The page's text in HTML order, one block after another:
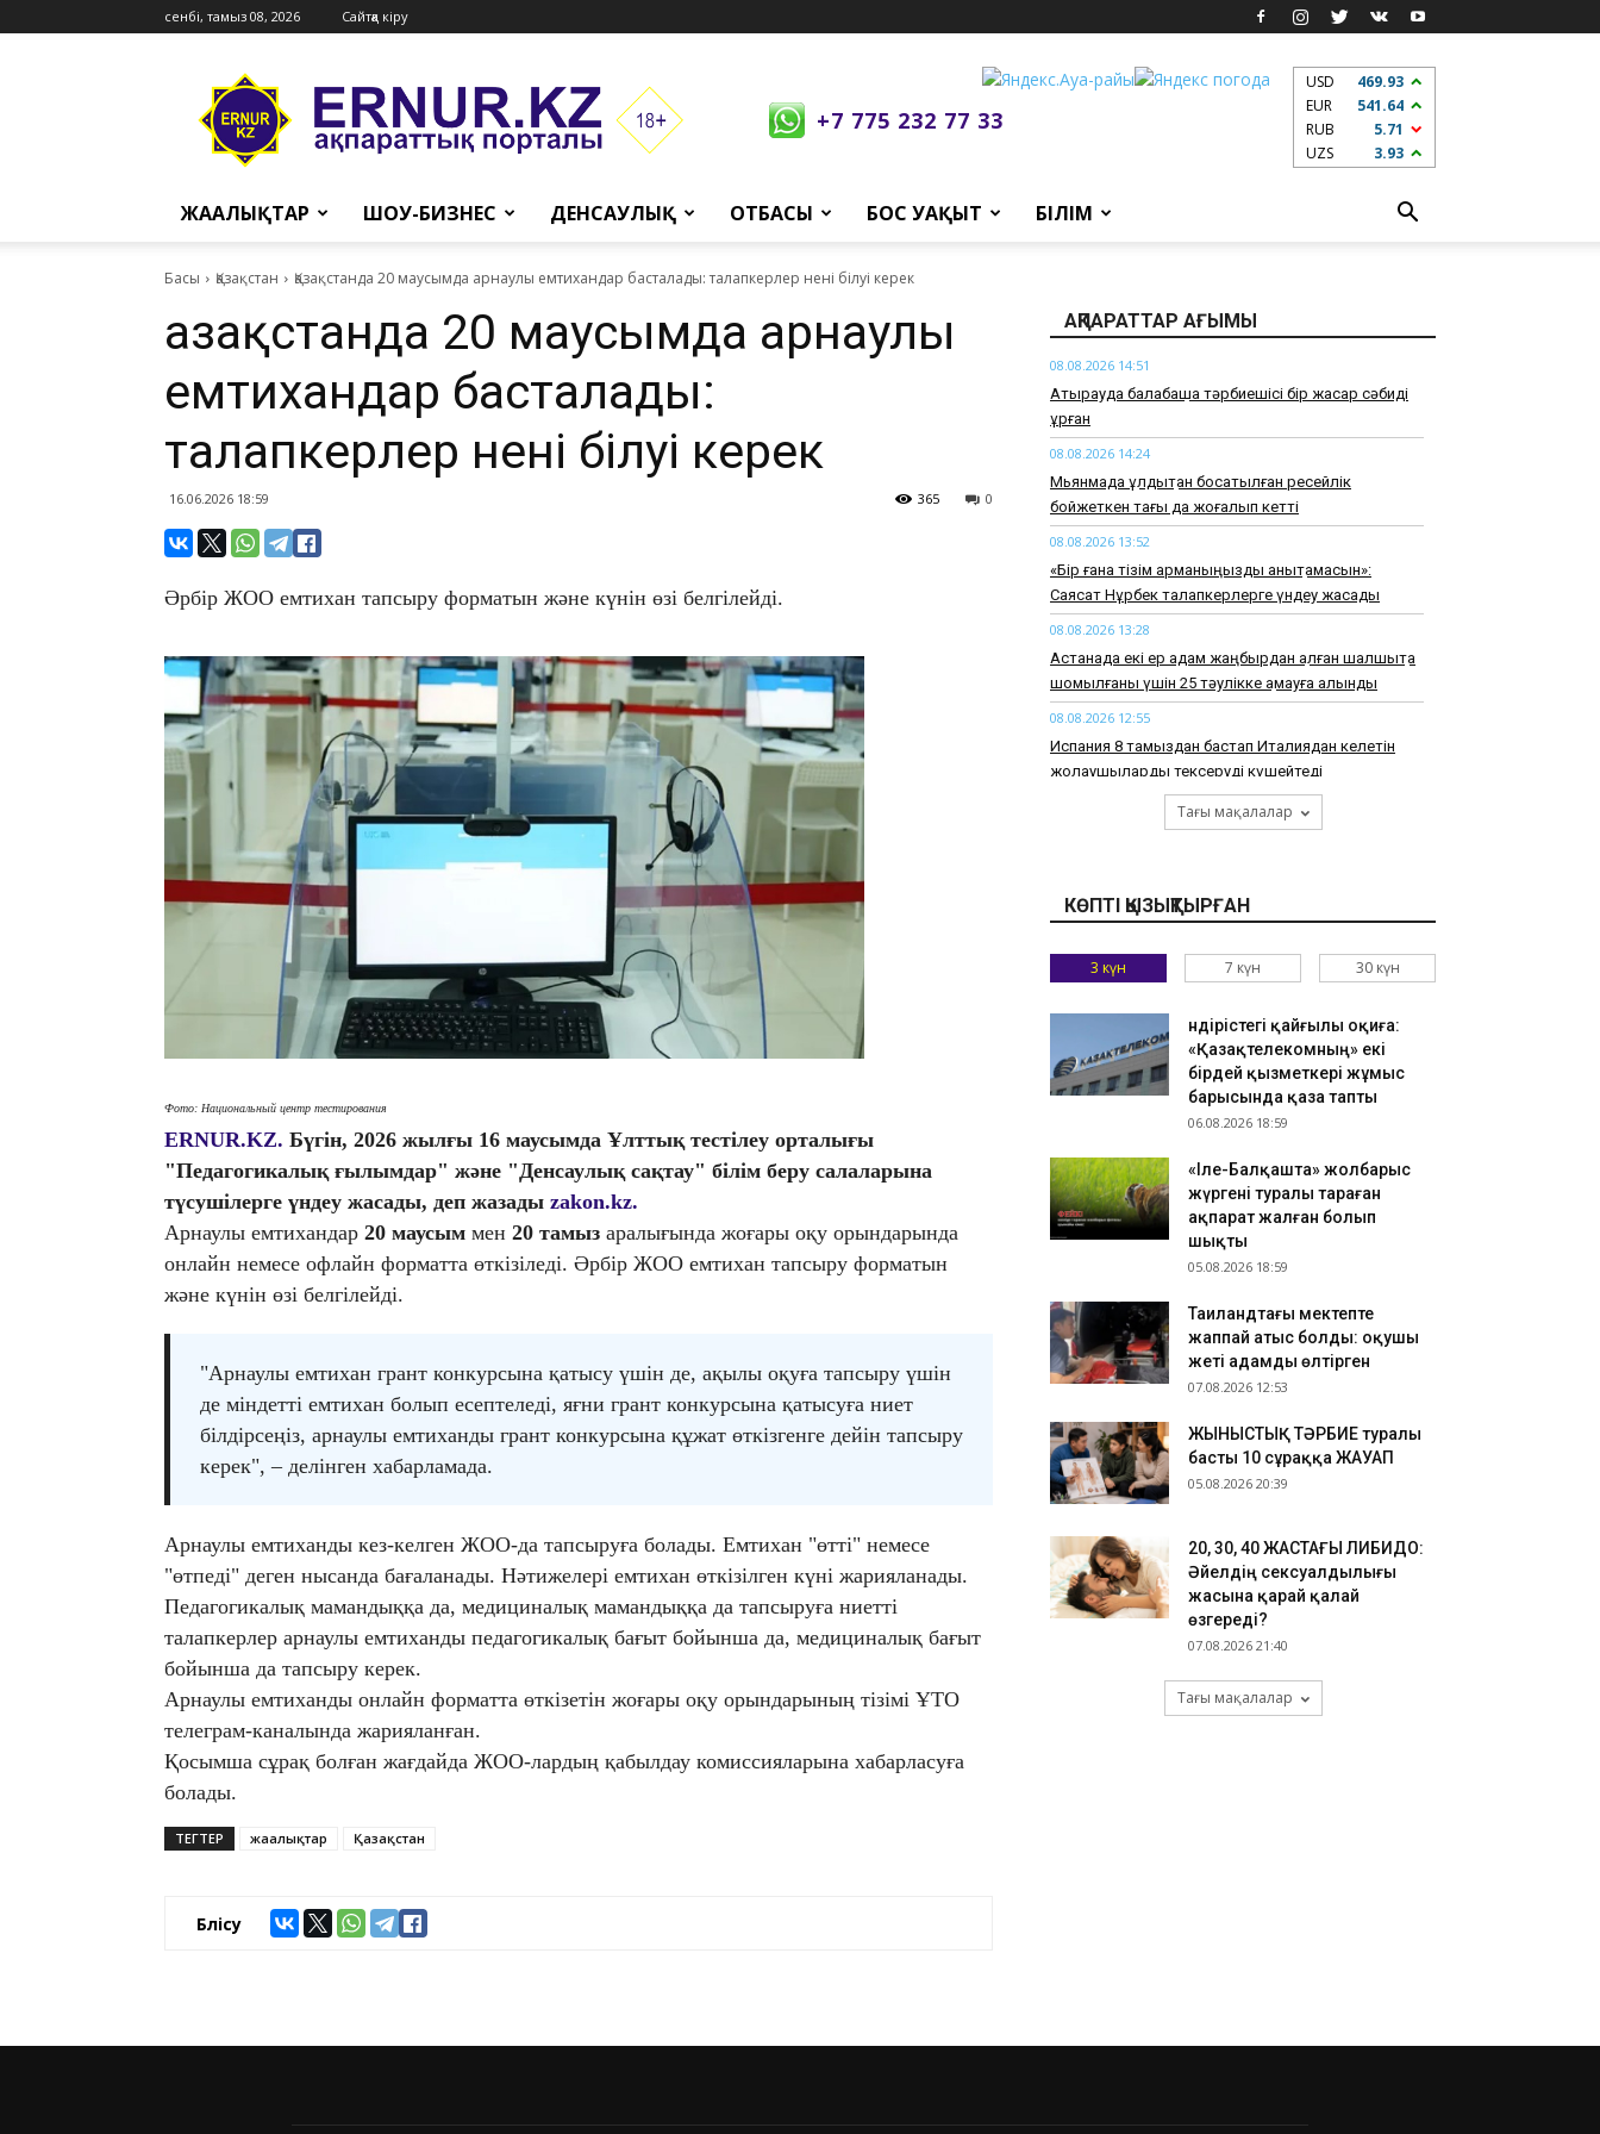
сенбі, тамыз 08, 2026 Сайтқа кіру
Ernur
Press
+7 775 232 77 33
USD
469.93
EUR
541.64
RUB
5.71
UZS
3.93
ЖАҢАЛЫҚТАР ШОУ-БИЗНЕС ДЕНСАУЛЫҚ ОТБАСЫ БОС УАҚЫТ БІЛІМ
Басы Қазақстан Қазақстанда 20 маусымда арнаулы емтихандар басталады: талапкерлер нені білуі керек
Қазақстанда 20 маусымда арнаулы
емтихандар басталады:
талапкерлер нені білуі керек
16.06.2026 18:59 0
365
Әрбір ЖОО емтихан тапсыру форматын және күнін өзі белгілейді.
Фото: Национальный центр тестирования
ERNUR.KZ. Бүгін, 2026 жылғы 16 маусымда Ұлттық тестілеу орталығы
"Педагогикалық ғылымдар" және "Денсаулық сақтау" білім беру салаларына
түсушілерге үндеу жасады, деп жазады zakon.kz.
Арнаулы емтихандар 20 маусым мен 20 тамыз аралығында жоғары оқу орындарында
онлайн немесе офлайн форматта өткізіледі. Әрбір ЖОО емтихан тапсыру форматын
және күнін өзі белгілейді.
"Арнаулы емтихан грант конкурсына қатысу үшін де, ақылы оқуға тапсыру үшін
де міндетті емтихан болып есептеледі, яғни грант конкурсына қатысуға ниет
білдірсеңіз, арнаулы емтиханды грант конкурсына құжат өткізгенге дейін тапсыру
керек", – делінген хабарламада.
Арнаулы емтиханды кез-келген ЖОО-да тапсыруға болады. Емтихан "өтті" немесе
"өтпеді" деген нысанда бағаланады. Нәтижелері емтихан өткізілген күні жарияланады.
Педагогикалық мамандыққа да, медициналық мамандыққа да тапсыруға ниетті
талапкерлер арнаулы емтиханды педагогикалық бағыт бойынша да, медициналық бағыт
бойынша да тапсыру керек.
Арнаулы емтиханды онлайн форматта өткізетін жоғары оқу орындарының тізімі ҰТО
телеграм-каналында жарияланған.
Қосымша сұрақ болған жағдайда ЖОО-лардың қабылдау комиссияларына хабарласуға
болады.
ТЕГТЕР жаңалықтар Қазақстан
Бөлісу
АҚПАРАТТАР АҒЫМЫ
08.08.2026 14:51
Атырауда балабақша тәрбиешісі бір жасар сәбиді
ұрған
08.08.2026 14:24
Мьянмада құлдықтан босатылған ресейлік
бойжеткен тағы да жоғалып кетті
08.08.2026 13:52
«Бір ғана тізім арманыңызды анықтамасын»:
Саясат Нұрбек талапкерлерге үндеу жасады
08.08.2026 13:28
Астанада екі ер адам жаңбырдан қалған шалшықта
шомылғаны үшін 25 тәулікке қамауға алынды
08.08.2026 12:55
Испания 8 тамыздан бастап Италиядан келетін
жолаушыларды тексеруді күшейтеді
Спорт министрлігі “Астана“ баскетбол клубының
08.08.2026 11:59
Әкімдіктер мен ЖОО-лар талапкерлерге 4,4
08.08.2026 11:22
Алматы тауларында адасқан екі жасөспірім
08.08.2026 10:52
Атырауда су құбырын жаңғыртуға бөлінген
миллиардтаған теңге ұрланған: сот үкім шығарды
08.08.2026 10:26
TikTok-тағы тікелей эфир: Тараз тұрғыны бес
тәулікке қамауға алынды
Тағы мақалалар
КӨПТІ ҚЫЗЫҚТЫРҒАН
3 күн 7 күн 30 күн
Өндірістегі қайғылы оқиға:
«Қазақтелекомның» екі
бірдей қызметкері жұмыс
барысында қаза тапты
06.08.2026 18:59
«Іле-Балқашта» жолбарыс
жүргені туралы тараған
ақпарат жалған болып
шықты
05.08.2026 18:59
Таиландтағы мектепте
жаппай атыс болды: оқушы
жеті адамды өлтірген
07.08.2026 12:53
ЖЫНЫСТЫҚ ТӘРБИЕ туралы
басты 10 сұраққа ЖАУАП
05.08.2026 20:39
​20, 30, 40 ЖАСТАҒЫ ЛИБИДО:
Әйелдің сексуалдылығы
жасына қарай қалай
өзгереді?
07.08.2026 21:40
Тағы мақалалар